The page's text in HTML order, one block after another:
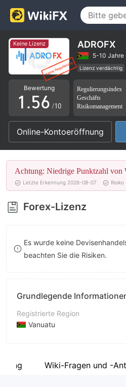
Keine Lizenz ADROFX
5-10 Jahre
Lizenz verdächtig
Vanuatu Forex-
Hohes potenzielles
Bewertung
0
1
2
3
4
5
6
7
8
9
.
1
2
3
4
5
6
7
8
9
2
3
4
5
6
7
8
9
/10
Regulierungsindex
Geschäfts
Risikomanagement
Online-Kontoeröffnung
Achtung: Niedrige Punktzahl
Letzte Erkennung 2026-08-07 Risiko
Forex-Lizenz
Es wurde keine
beachten Sie die Risiken.
Grundlegende
Registrierte Region
Vanuatu
UnternehmenWiki-Fragen und -